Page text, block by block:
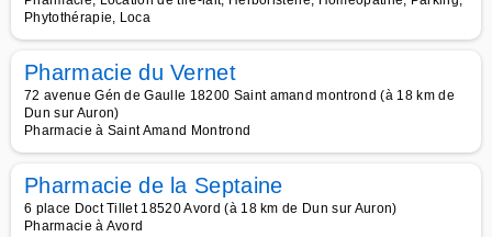
Phytothérapie, Loca
Pharmacie du Vernet
72 avenue Gén de Gaulle 18200 Saint amand montrond (à 18 km de
Dun sur Auron)
Pharmacie à Saint Amand Montrond
Pharmacie de la Septaine
6 place Doct Tillet 18520 Avord (à 18 km de Dun sur Auron)
Pharmacie à Avord